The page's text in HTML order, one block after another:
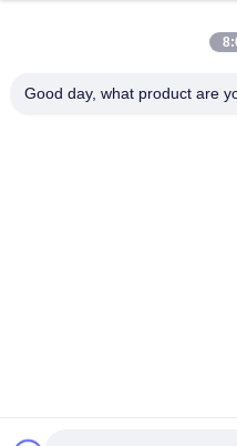
Good day, what product are